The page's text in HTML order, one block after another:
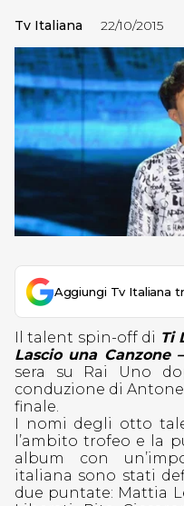
Tv Italiana 22/10/2015
Aggiungi Tv Italiana
Il talent spin-off di Ti
Lascio una Canzone
sera su Rai Uno
conduzione di
finale.
I nomi degli otto
l’ambito trofeo e la
album con
italiana sono stati
due puntate: Mattia